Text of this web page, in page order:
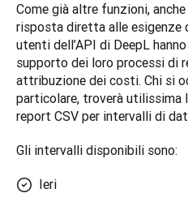
Come già altre funzioni,
risposta diretta alle esigenze
utenti dell’API di DeepL
supporto dei loro processi di
attribuzione dei costi. Chi si
particolare, troverà utilissima
report CSV per intervalli di
Gli intervalli disponibili sono:
Ieri